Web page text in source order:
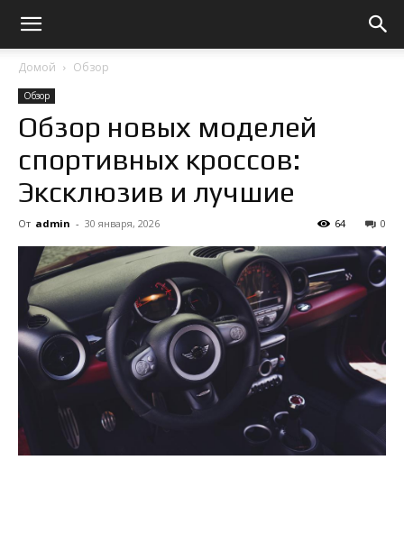
Домой Обзор
Обзор
Обзор новых моделей
спортивных кроссов:
Эксклюзив и лучшие
От admin - 30 января, 2026 0
64